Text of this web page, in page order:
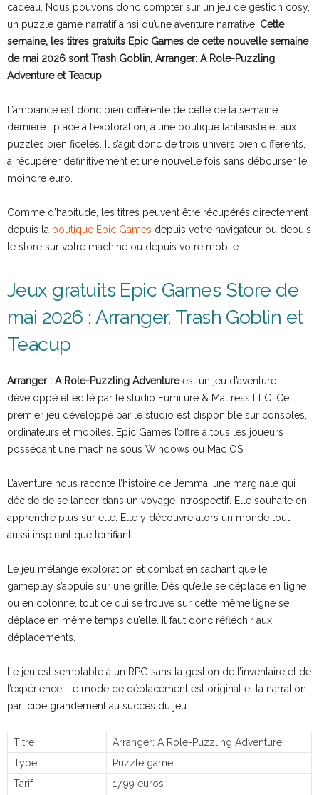
cadeau. Nous pouvons donc compter sur un jeu de gestion cosy,
un puzzle game narratif ainsi qu’une aventure narrative. Cette
semaine, les titres gratuits Epic Games de cette nouvelle semaine
de mai 2026 sont Trash Goblin, Arranger: A Role-Puzzling
Adventure et Teacup
L’ambiance est donc bien différente de celle de la semaine
dernière : place à l’exploration, à une boutique fantaisiste et aux
puzzles bien ficelés. Il s’agit donc de trois univers bien différents,
à récupérer définitivement et une nouvelle fois sans débourser le
moindre euro.
Comme d’habitude, les titres peuvent être récupérés directement
depuis la boutique Epic Games depuis votre navigateur ou depuis
le store sur votre machine ou depuis votre mobile.
Jeux gratuits Epic Games Store de
mai 2026 : Arranger, Trash Goblin et
Teacup
Arranger : A Role-Puzzling Adventureest un jeu d’aventure
développé et édité par le studio Furniture & Mattress LLC. Ce
premier jeu développé par le studio est disponible sur consoles,
ordinateurs et mobiles. Epic Games l’offre à tous les joueurs
possédant une machine sous Windows ou Mac OS.
L’aventure nous raconte l’histoire de Jemma, une marginale qui
décide de se lancer dans un voyage introspectif. Elle souhaite en
apprendre plus sur elle. Elle y découvre alors un monde tout
aussi inspirant que terrifiant.
Le jeu mélange exploration et combat en sachant que le
gameplay s’appuie sur une grille. Dès qu’elle se déplace en ligne
ou en colonne, tout ce qui se trouve sur cette même ligne se
déplace en même temps qu’elle. Il faut donc réfléchir aux
déplacements.
Le jeu est semblable à un RPG sans la gestion de l’inventaire et de
l’expérience. Le mode de déplacement est original et la narration
participe grandement au succès du jeu.
Titre
Arranger: A Role-Puzzling Adventure
Type
Puzzle game
Tarif
17,99 euros